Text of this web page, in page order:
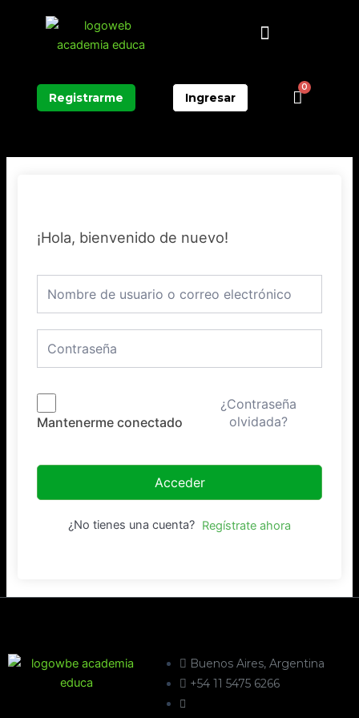
Menú
Registrarme Ingresar
0
¡Hola, bienvenido de nuevo!
Mantenerme conectado
¿Contraseña
olvidada?
Acceder
¿No tienes una cuenta? Regístrate ahora
Buenos Aires, Argentina
+54 11 5475 6266